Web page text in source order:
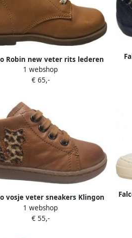
Robin new veter rits lederen
gouden veters Cognac
1 webshop
€ 65,-
vosje veter sneakers Klingon
cognac Leop
1 webshop
€ 55,-